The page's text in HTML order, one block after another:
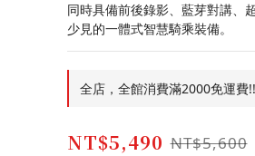
同時具備前後錄影、藍芽對講、
少見的一體式智慧騎乘裝備。
全店，全館消費滿2000免運費
NT$5,490 NT$5,600